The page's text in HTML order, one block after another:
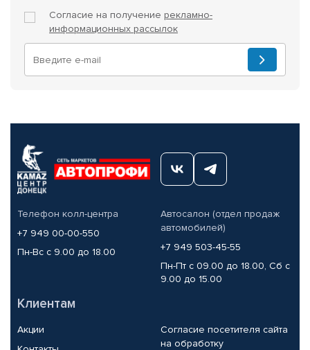
Согласие на получение рекламно-
информационных рассылок
Телефон колл-центра
+7 949 00-00-550
Пн-Вс с 9.00 до 18.00
Автосалон (отдел продаж
автомобилей)
+7 949 503-45-55
Пн-Пт с 09.00 до 18.00, Сб с
9.00 до 15.00
Клиентам
Акции
Согласие посетителя сайта
на обработку